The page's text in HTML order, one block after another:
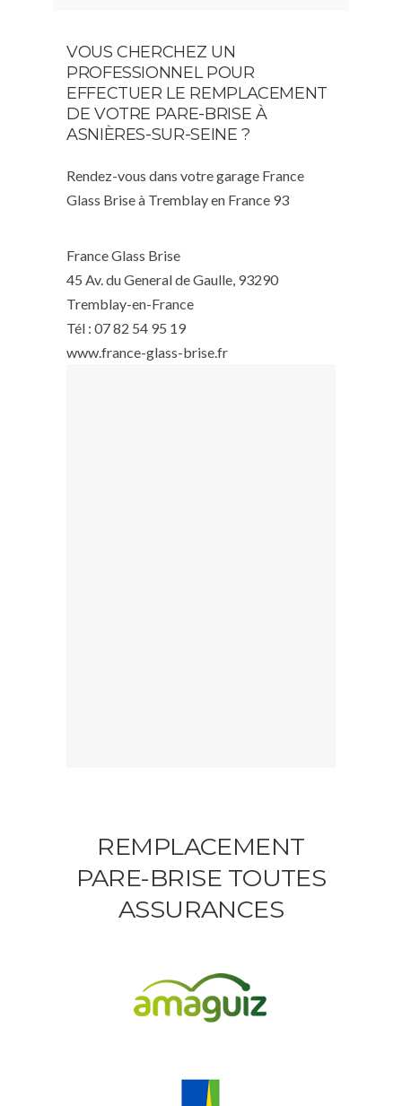
VOUS CHERCHEZ UN
PROFESSIONNEL POUR
EFFECTUER LE REMPLACEMENT
DE VOTRE PARE-BRISE À
ASNIÈRES-SUR-SEINE ?
Rendez-vous dans votre garage France
Glass Brise à Tremblay en France 93
France Glass Brise
45 Av. du General de Gaulle, 93290
Tremblay-en-France
Tél : 07 82 54 95 19
www.france-glass-brise.fr
REMPLACEMENT
PARE-BRISE TOUTES
ASSURANCES